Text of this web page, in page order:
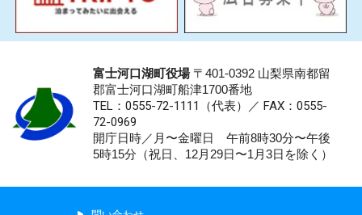
富士河口湖町役場〒401-0392 山梨県南都留
郡富士河口湖町船津1700番地
TEL：0555-72-1111 （代表）／ FAX：0555-
72-0969
開庁日時／月〜金曜日 午前8時30分〜午後
5時15分（祝日、12月29日〜1月3日を除く）